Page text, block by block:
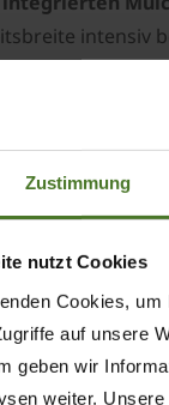
Zustimmung
nutzt Cookies
Cookies,
auf unsere
geben wir
weiter.
intensiv
, um diesen Inhalt